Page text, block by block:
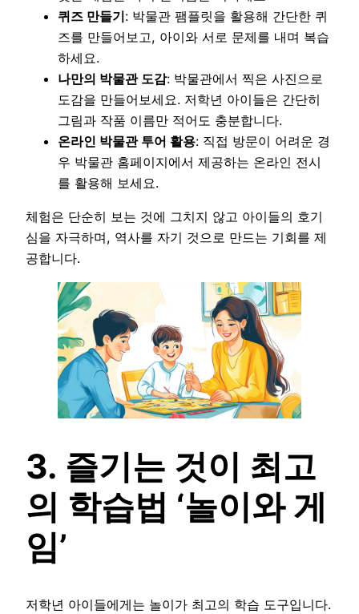
퀴즈 만들기: 박물관 팸플릿을 활용해 간단한 퀴
즈를 만들어보고, 아이와 서로 문제를 내며 복습
하세요.
나만의 박물관 도감: 박물관에서 찍은 사진으로
도감을 만들어보세요. 저학년 아이들은 간단히
그림과 작품 이름만 적어도 충분합니다.
온라인 박물관 투어 활용: 직접 방문이 어려운 경
우 박물관 홈페이지에서 제공하는 온라인 전시
를 활용해 보세요.
체험은 단순히 보는 것에 그치지 않고 아이들의 호기
심을 자극하며, 역사를 자기 것으로 만드는 기회를 제
공합니다.
3. 즐기는 것이 최고
의 학습법 ‘놀이와 게
임’
저학년 아이들에게는 놀이가 최고의 학습 도구입니다.